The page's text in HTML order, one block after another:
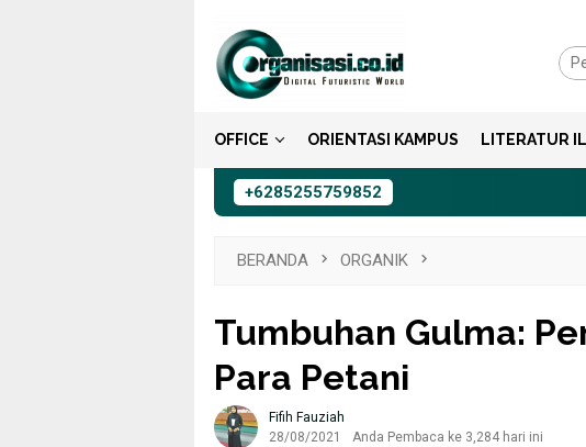
konten
OFFICE ORIENTASI KAMPUS LITERATUR
+6285255759852
BERANDA ORGANIK
Tumbuhan Gulma:
Para Petani
Fifih Fauziah
28/08/2021
Anda Pembaca ke 3,284 hari ini